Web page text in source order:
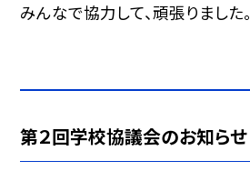
みんなで協力して、頑張りました。
第２回学校協議会のお知らせ